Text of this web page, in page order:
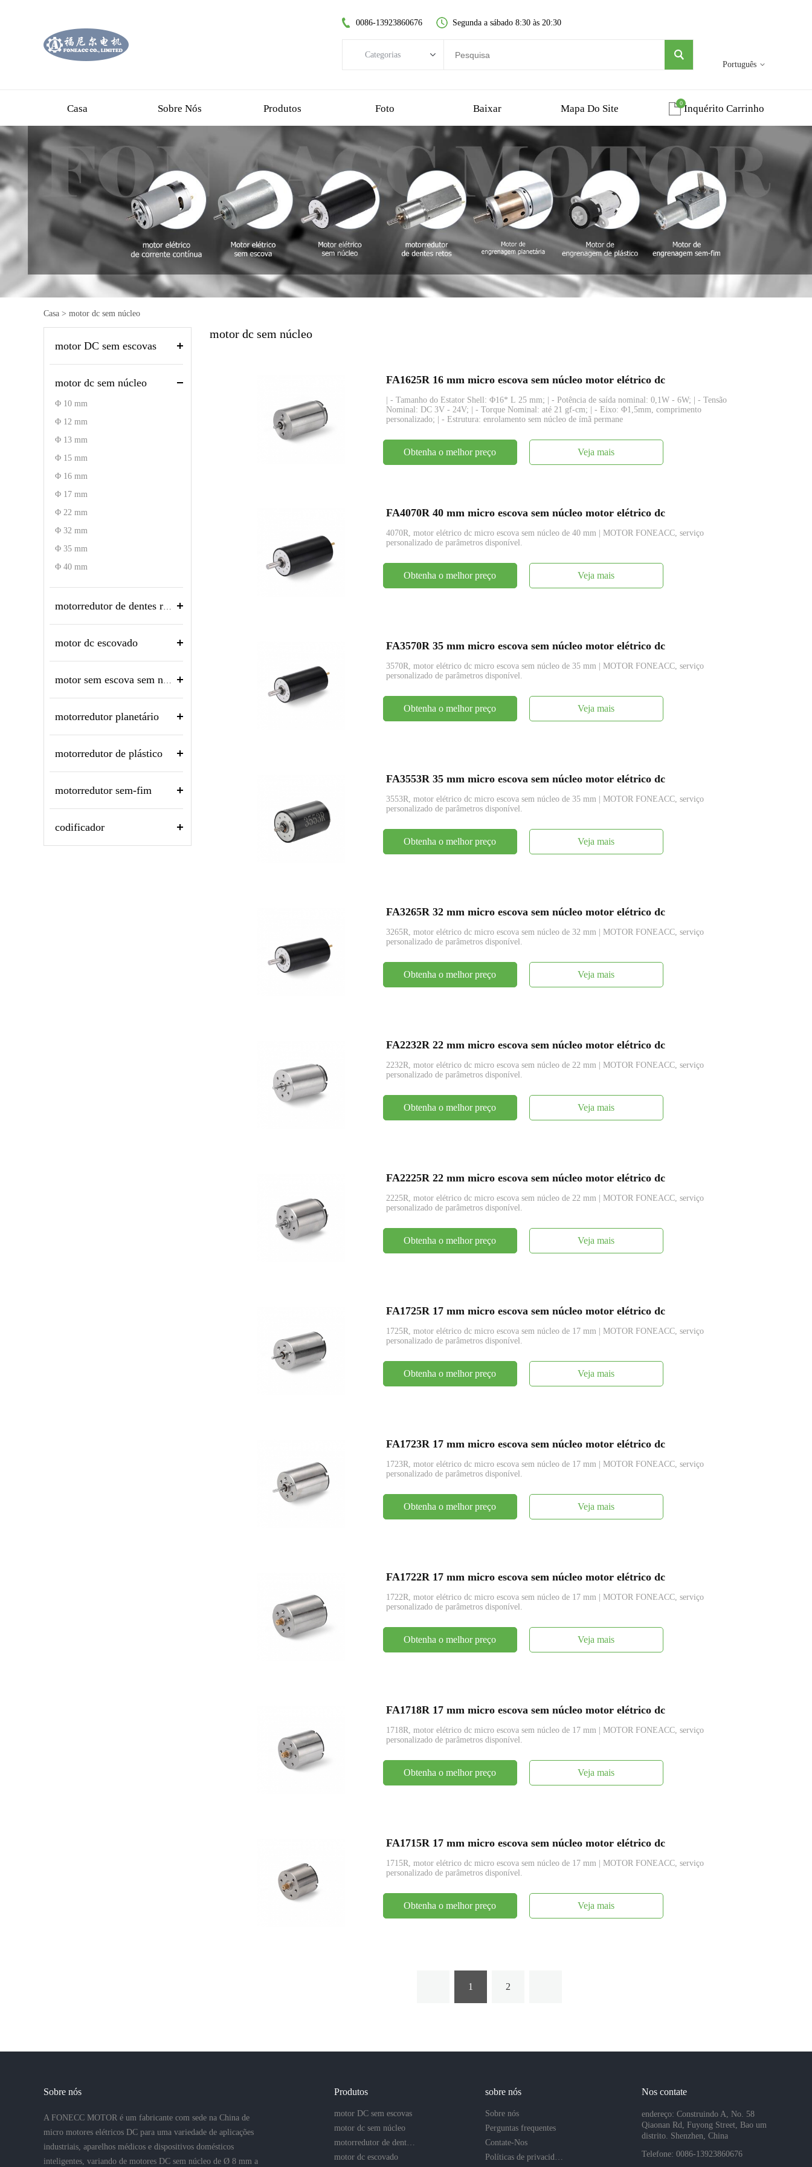
Português
0086-13923860676 Segunda a sábado 8:30 às 20:30
Categorias
motorredutor de dentes retos
motor dc escovado
motor sem escova sem núcleo
motorredutor planetário
motorredutor de plástico
motorredutor sem-fim
Casa Sobre Nós Produtos Foto Baixar Mapa Do Site Inquérito Carrinho
0
Casa > motor dc sem núcleo
motor DC sem escovas
motor dc sem núcleo
Φ 10 mm
Φ 12 mm
Φ 13 mm
Φ 15 mm
Φ 16 mm
Φ 17 mm
Φ 22 mm
Φ 32 mm
Φ 35 mm
Φ 40 mm
motor dc escovado
motorredutor planetário
motorredutor de plástico
motorredutor sem-fim
codificador
motor dc sem núcleo
FA1625R 16 mm micro escova sem núcleo motor elétrico dc
| - Tamanho do Estator Shell: Φ16* L 25 mm; | - Potência de saída nominal: 0,1W - 6W; | - Tensão
Nominal: DC 3V - 24V; | - Torque Nominal: até 21 gf-cm; | - Eixo: Φ1,5mm, comprimento
personalizado; | - Estrutura: enrolamento sem núcleo de ímã permane
Obtenha o melhor preço Veja mais
FA4070R 40 mm micro escova sem núcleo motor elétrico dc
4070R, motor elétrico dc micro escova sem núcleo de 40 mm | MOTOR FONEACC, serviço
personalizado de parâmetros disponível.
Obtenha o melhor preço Veja mais
FA3570R 35 mm micro escova sem núcleo motor elétrico dc
3570R, motor elétrico dc micro escova sem núcleo de 35 mm | MOTOR FONEACC, serviço
personalizado de parâmetros disponível.
Obtenha o melhor preço Veja mais
FA3553R 35 mm micro escova sem núcleo motor elétrico dc
3553R, motor elétrico dc micro escova sem núcleo de 35 mm | MOTOR FONEACC, serviço
personalizado de parâmetros disponível.
Obtenha o melhor preço Veja mais
FA3265R 32 mm micro escova sem núcleo motor elétrico dc
3265R, motor elétrico dc micro escova sem núcleo de 32 mm | MOTOR FONEACC, serviço
personalizado de parâmetros disponível.
Obtenha o melhor preço Veja mais
FA2232R 22 mm micro escova sem núcleo motor elétrico dc
2232R, motor elétrico dc micro escova sem núcleo de 22 mm | MOTOR FONEACC, serviço
personalizado de parâmetros disponível.
Obtenha o melhor preço Veja mais
FA2225R 22 mm micro escova sem núcleo motor elétrico dc
2225R, motor elétrico dc micro escova sem núcleo de 22 mm | MOTOR FONEACC, serviço
personalizado de parâmetros disponível.
Obtenha o melhor preço Veja mais
FA1725R 17 mm micro escova sem núcleo motor elétrico dc
1725R, motor elétrico dc micro escova sem núcleo de 17 mm | MOTOR FONEACC, serviço
personalizado de parâmetros disponível.
Obtenha o melhor preço Veja mais
FA1723R 17 mm micro escova sem núcleo motor elétrico dc
1723R, motor elétrico dc micro escova sem núcleo de 17 mm | MOTOR FONEACC, serviço
personalizado de parâmetros disponível.
Obtenha o melhor preço Veja mais
FA1722R 17 mm micro escova sem núcleo motor elétrico dc
1722R, motor elétrico dc micro escova sem núcleo de 17 mm | MOTOR FONEACC, serviço
personalizado de parâmetros disponível.
Obtenha o melhor preço Veja mais
FA1718R 17 mm micro escova sem núcleo motor elétrico dc
1718R, motor elétrico dc micro escova sem núcleo de 17 mm | MOTOR FONEACC, serviço
personalizado de parâmetros disponível.
Obtenha o melhor preço Veja mais
FA1715R 17 mm micro escova sem núcleo motor elétrico dc
1715R, motor elétrico dc micro escova sem núcleo de 17 mm | MOTOR FONEACC, serviço
personalizado de parâmetros disponível.
Obtenha o melhor preço Veja mais
1 2
Sobre nós
A FONECC MOTOR é um fabricante com sede na China de
micro motores elétricos DC para uma variedade de aplicações
industriais, aparelhos médicos e dispositivos domésticos
inteligentes, variando de motores DC sem núcleo de Ø 8 mm a
Produtos
motor DC sem escovas
motor dc sem núcleo
motor dc escovado
sobre nós
Sobre nós
Perguntas frequentes
Contate-Nos
Nos contate
endereço: Construindo A, No. 58
Qiaonan Rd, Fuyong Street, Bao um
distrito. Shenzhen, China
Telefone: 0086-13923860676